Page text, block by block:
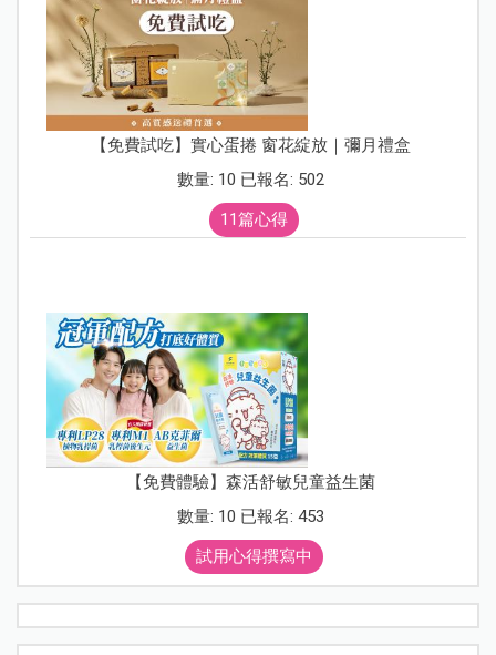
【免費試吃】實心蛋捲 窗花綻放｜彌月禮盒
數量: 10 已報名: 502
11篇心得
【免費體驗】森活舒敏兒童益生菌
數量: 10 已報名: 453
試用心得撰寫中